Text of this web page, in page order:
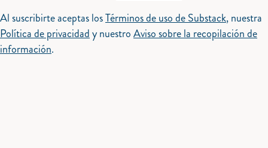
Al suscribirte aceptas losTérminos de uso de Substack, nuestra
Política de privacidady nuestroAviso sobre la recopilación de
información.